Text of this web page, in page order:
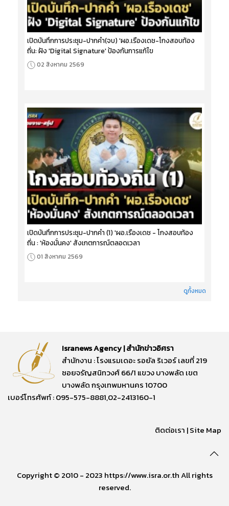
เปิดบันทึกการประชุม-ปากคำ(จบ) 'ผอ.เรืองเดช-โกงสอบท้อง
ถิ่น: ฝัง 'Digital Signature' ป้องกันการแก้ไข
02 สิงหาคม 2569
เปิดบันทึกการประชุม-ปากคำ (1) 'ผอ.เรืองเดช - โกงสอบท้อง
ถิ่น : 'ห้องมั่นคง' สังเกตการณ์ตลอดเวลา
01 สิงหาคม 2569
ดูทั้งหมด
Isranews Agency | สำนักข่าวอิศรา
สำนักงาน : โรงแรมเดอะ รอยัล ริเวอร์ เลขที่ 219
ซอยจรัญสนิทวงศ์ 66/1 แขวง บางพลัด เขต
บางพลัด กรุงเทพมหานคร 10700
เบอร์โทรศัพท์ : 095-575-8881,02-2413160-1
ติดต่อเรา |Site Map
Copyright © 2010 - 2023 https://www.isra.or.th All rights
reserved.